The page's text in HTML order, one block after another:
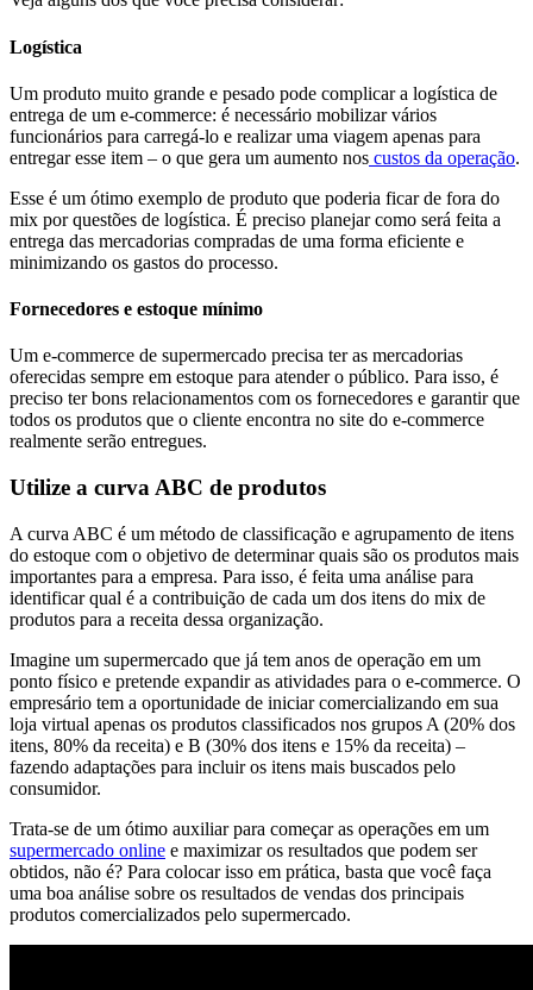
Logística
Um produto muito grande e pesado pode complicar a logística de
entrega de um e-commerce: é necessário mobilizar vários
funcionários para carregá-lo e realizar uma viagem apenas para
entregar esse item – o que gera um aumento nos custos da operação.
Esse é um ótimo exemplo de produto que poderia ficar de fora do
mix por questões de logística. É preciso planejar como será feita a
entrega das mercadorias compradas de uma forma eficiente e
minimizando os gastos do processo.
Fornecedores e estoque mínimo
Um e-commerce de supermercado precisa ter as mercadorias
oferecidas sempre em estoque para atender o público. Para isso, é
preciso ter bons relacionamentos com os fornecedores e garantir que
todos os produtos que o cliente encontra no site do e-commerce
realmente serão entregues.
Utilize a curva ABC de produtos
A curva ABC é um método de classificação e agrupamento de itens
do estoque com o objetivo de determinar quais são os produtos mais
importantes para a empresa. Para isso, é feita uma análise para
identificar qual é a contribuição de cada um dos itens do mix de
produtos para a receita dessa organização.
Imagine um supermercado que já tem anos de operação em um
ponto físico e pretende expandir as atividades para o e-commerce. O
empresário tem a oportunidade de iniciar comercializando em sua
loja virtual apenas os produtos classificados nos grupos A (20% dos
itens, 80% da receita) e B (30% dos itens e 15% da receita) –
fazendo adaptações para incluir os itens mais buscados pelo
consumidor.
Trata-se de um ótimo auxiliar para começar as operações em um
supermercado online e maximizar os resultados que podem ser
obtidos, não é? Para colocar isso em prática, basta que você faça
uma boa análise sobre os resultados de vendas dos principais
produtos comercializados pelo supermercado.